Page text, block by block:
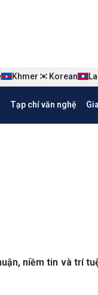
Khmer Korean
Tạp chí văn nghệ
niềm tin và trí